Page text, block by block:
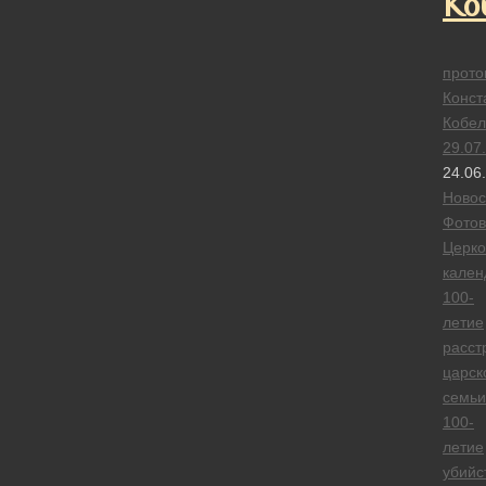
100-
летие
семьи
100-
летие